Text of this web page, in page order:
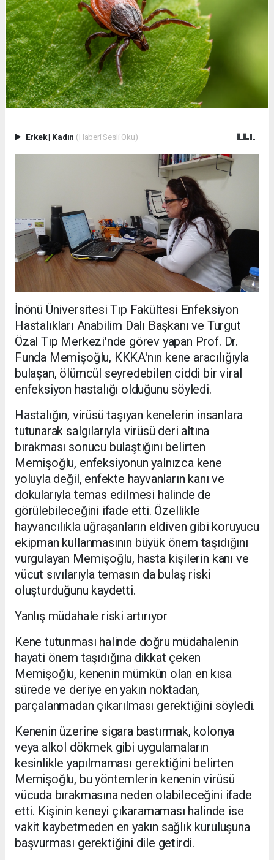
Erkek| Kadın (Haberi Sesli Oku)
İnönü Üniversitesi Tıp Fakültesi Enfeksiyon
Hastalıkları Anabilim Dalı Başkanı ve Turgut
Özal Tıp Merkezi'nde görev yapan Prof. Dr.
Funda Memişoğlu, KKKA'nın kene aracılığıyla
bulaşan, ölümcül seyredebilen ciddi bir viral
enfeksiyon hastalığı olduğunu söyledi.
Hastalığın, virüsü taşıyan kenelerin insanlara
tutunarak salgılarıyla virüsü deri altına
bırakması sonucu bulaştığını belirten
Memişoğlu, enfeksiyonun yalnızca kene
yoluyla değil, enfekte hayvanların kanı ve
dokularıyla temas edilmesi halinde de
görülebileceğini ifade etti. Özellikle
hayvancılıkla uğraşanların eldiven gibi koruyucu
ekipman kullanmasının büyük önem taşıdığını
vurgulayan Memişoğlu, hasta kişilerin kanı ve
vücut sıvılarıyla temasın da bulaş riski
oluşturduğunu kaydetti.
Yanlış müdahale riski artırıyor
Kene tutunması halinde doğru müdahalenin
hayati önem taşıdığına dikkat çeken
Memişoğlu, kenenin mümkün olan en kısa
sürede ve deriye en yakın noktadan,
parçalanmadan çıkarılması gerektiğini söyledi.
Kenenin üzerine sigara bastırmak, kolonya
veya alkol dökmek gibi uygulamaların
kesinlikle yapılmaması gerektiğini belirten
Memişoğlu, bu yöntemlerin kenenin virüsü
vücuda bırakmasına neden olabileceğini ifade
etti. Kişinin keneyi çıkaramaması halinde ise
vakit kaybetmeden en yakın sağlık kuruluşuna
başvurması gerektiğini dile getirdi.